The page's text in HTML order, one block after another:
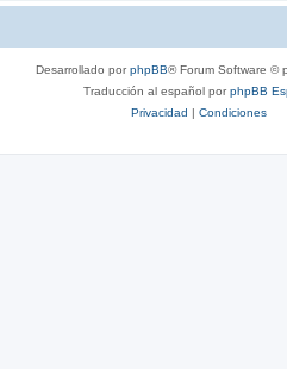
Desarrollado porphpBB® Forum Software ©
Traducción al español porphpBB
Privacidad | Condiciones